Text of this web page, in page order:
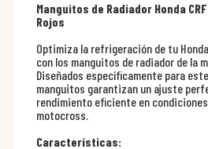
Manguitos de Radiador Honda
Rojos
Optimiza la refrigeración de tu Honda
con los manguitos de radiador de la
Diseñados específicamente para
manguitos garantizan un ajuste
rendimiento eficiente en
motocross.
Características: